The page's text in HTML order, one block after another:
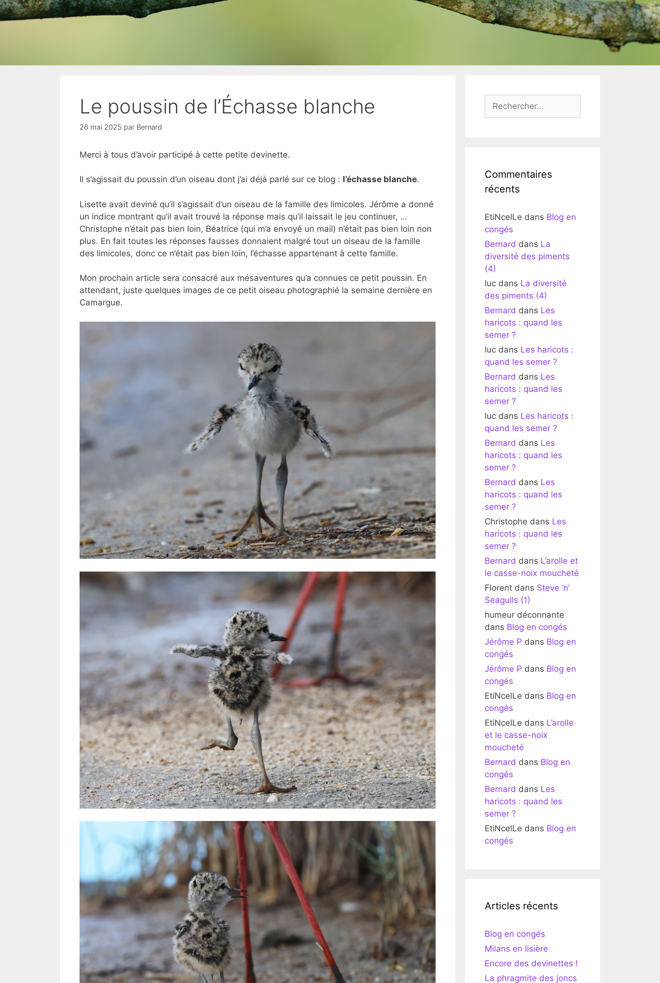
Le poussin de l’Échasse blanche
26 mai 2025 par Bernard
Merci à tous d’avoir participé à cette petite devinette.
Il s’agissait du poussin d’un oiseau dont j’ai déjà parlé sur ce blog : l’échasse blanche.
Lisette avait deviné qu’il s’agissait d’un oiseau de la famille des limicoles. Jérôme a donné
un indice montrant qu’il avait trouvé la réponse mais qu’il laissait le jeu continuer, …
Christophe n’était pas bien loin, Béatrice (qui m’a envoyé un mail) n’était pas bien loin non
plus. En fait toutes les réponses fausses donnaient malgré tout un oiseau de la famille
des limicoles, donc ce n’était pas bien loin, l’échasse appartenant à cette famille.
Mon prochain article sera consacré aux mésaventures qu’a connues ce petit poussin. En
attendant, juste quelques images de ce petit oiseau photographié la semaine dernière en
Camargue.
Commentaires
récents
EtiNcelLe dans Blog en
congés
Bernard dans La
diversité des piments
(4)
luc dans La diversité
des piments (4)
Bernard dans Les
haricots : quand les
semer ?
luc dans Les haricots :
quand les semer ?
Bernard dans Les
haricots : quand les
semer ?
luc dans Les haricots :
quand les semer ?
Bernard dans Les
haricots : quand les
semer ?
Bernard dans Les
haricots : quand les
semer ?
Christophe dans Les
haricots : quand les
semer ?
Bernard dans L’arolle et
le casse-noix moucheté
Florent dans Steve ‘n’
Seagulls (1)
humeur déconnante
dans Blog en congés
Jérôme P dans Blog en
congés
Jérôme P dans Blog en
congés
EtiNcelLe dans Blog en
congés
EtiNcelLe dans L’arolle
et le casse-noix
moucheté
Bernard dans Blog en
congés
Bernard dans Les
haricots : quand les
semer ?
EtiNcelLe dans Blog en
congés
Articles récents
Blog en congés
Milans en lisière
Encore des devinettes !
La phragmite des joncs